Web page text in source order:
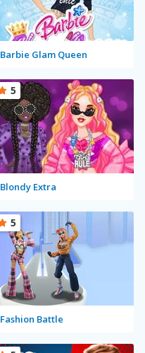
Barbie Glam Queen
Blondy Extra
5
Fashion Battle
5